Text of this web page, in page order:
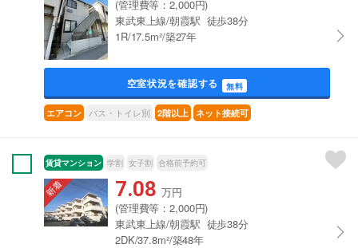
(管理費等：2,000円)
東武東上線/朝霞駅 徒歩38分
1R/17.5m²/築27年
空室状況を確認する 無料
エアコン バス・トイレ別 2階以上 ネット接続可
賃貸マンション 学割 女子割 合格前予約可
7.08 万円
(管理費等：2,000円)
東武東上線/朝霞駅 徒歩38分
2DK/37.8m²/築48年